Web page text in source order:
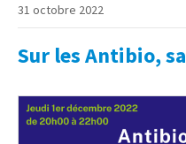
31 octobre 2022
Sur les Antibio,